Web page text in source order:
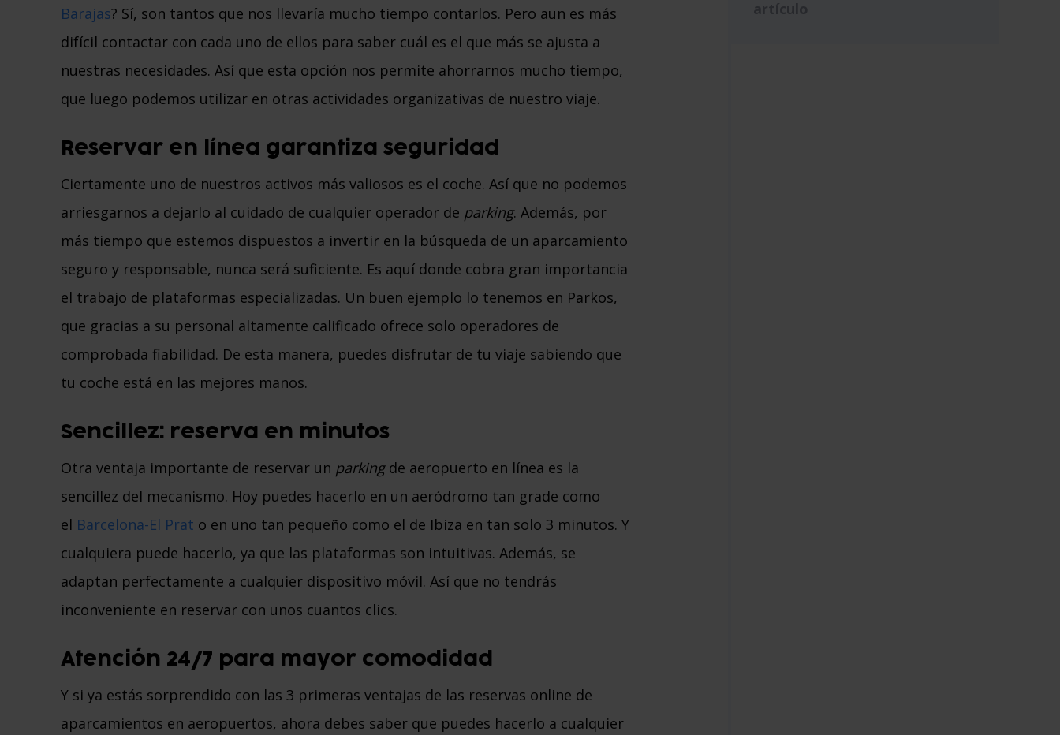
Barajas? Sí, son tantos que nos llevaría mucho tiempo contarlos. Pero aun es más
difícil contactar con cada uno de ellos para saber cuál es el que más se ajusta a
nuestras necesidades. Así que esta opción nos permite ahorrarnos mucho tiempo,
que luego podemos utilizar en otras actividades organizativas de nuestro viaje.
Reservar en línea garantiza seguridad
Ciertamente uno de nuestros activos más valiosos es el coche. Así que no podemos
arriesgarnos a dejarlo al cuidado de cualquier operador de parking. Además, por
más tiempo que estemos dispuestos a invertir en la búsqueda de un aparcamiento
seguro y responsable, nunca será suficiente. Es aquí donde cobra gran importancia
el trabajo de plataformas especializadas. Un buen ejemplo lo tenemos en Parkos,
que gracias a su personal altamente calificado ofrece solo operadores de
comprobada fiabilidad. De esta manera, puedes disfrutar de tu viaje sabiendo que
tu coche está en las mejores manos.
Sencillez: reserva en minutos
Otra ventaja importante de reservar un parkingde aeropuerto en línea es la
sencillez del mecanismo. Hoy puedes hacerlo en un aeródromo tan grade como
el Barcelona-El Prat o en uno tan pequeño como el de Ibiza en tan solo 3 minutos. Y
cualquiera puede hacerlo, ya que las plataformas son intuitivas. Además, se
adaptan perfectamente a cualquier dispositivo móvil. Así que no tendrás
inconveniente en reservar con unos cuantos clics.
Atención 24/7 para mayor comodidad
Y si ya estás sorprendido con las 3 primeras ventajas de las reservas online de
aparcamientos en aeropuertos, ahora debes saber que puedes hacerlo a cualquier